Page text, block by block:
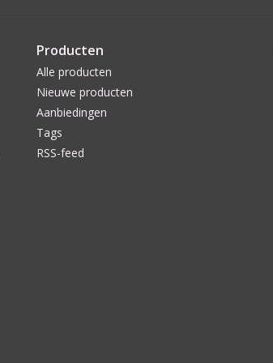
Producten
Alle producten
Nieuwe producten
Aanbiedingen
Tags
RSS-feed